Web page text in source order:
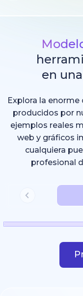
en
Explora la
producidos por
ejemplos reales
web y gráficos
cualquiera
profesional